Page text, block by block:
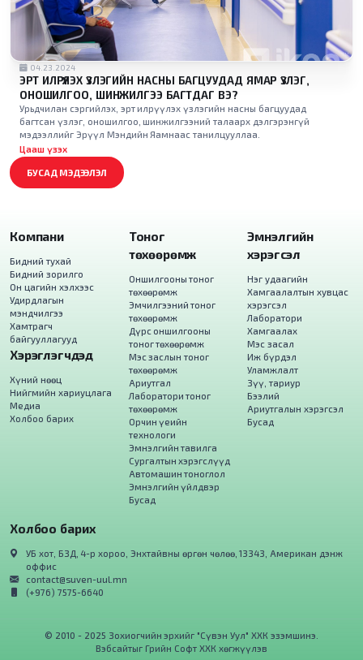
04.23.2024
ЭРТ ИЛРҮҮЛЭХ ҮЗЛЭГИЙН НАСНЫ БАГЦУУДАД ЯМАР ҮЗЛЭГ,
ОНОШИЛГОО, ШИНЖИЛГЭЭ БАГТДАГ ВЭ?
Урьдчилан сэргийлэх, эрт илрүүлэх үзлэгийн насны багцуудад
багтсан үзлэг, оношилгоо, шинжилгээний талаарх дэлгэрэнгүй
мэдээллийг Эрүүл Мэндийн Яамнаас танилцууллаа.
Цааш үзэх
БУСАД МЭДЭЭЛЭЛ
Компани
Бидний тухай
Бидний зорилго
Он цагийн хэлхээс
Удирдлагын
мэндчилгээ
Хамтрагч
байгууллагууд
Хэрэглэгчдэд
Хүний нөөц
Нийгмийн хариуцлага
Медиа
Холбоо барих
Тоног
төхөөрөмж
Оншилгооны тоног
төхөөрөмж
Эмчилгээний тоног
төхөөрөмж
Дүрс оншилгооны
тоног төхөөрөмж
Мэс заслын тоног
төхөөрөмж
Ариутгал
Лаборатори тоног
төхөөрөмж
Орчин үеийн
технологи
Эмнэлгийн тавилга
Сургалтын хэрэгслүүд
Автомашин тоноглол
Эмнэлгийн үйлдвэр
Бусад
Эмнэлгийн
хэрэгсэл
Нэг удаагийн
Хамгаалалтын хувцас
хэрэгсэл
Лаборатори
Хамгаалах
Мэс засал
Иж бүрдэл
Уламжлалт
Зүү, тариур
Бээлий
Ариутгалын хэрэгсэл
Бусад
Холбоо барих
УБ хот, БЗД, 4-р хороо, Энхтайвны өргөн чөлөө, 13343, Американ дэнж
оффис
contact@suven-uul.mn
(+976) 7575-6640
© 2010 - 2025 Зохиогчийн эрхийг "Сүвэн Уул" ХХК эзэмшинэ.
Вэбсайтыг Грийн Софт ХХК хөгжүүлэв